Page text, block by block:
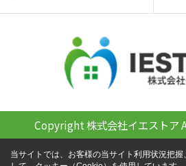
Copyright 株式会社イエストア
当サイトでは、お客様の当サイト利用状況把